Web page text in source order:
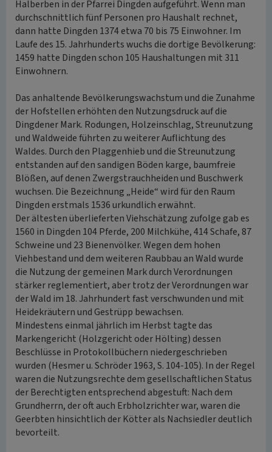
Halberben in der Pfarrei Dingden aufgeführt. Wenn man
durchschnittlich fünf Personen pro Haushalt rechnet,
dann hatte Dingden 1374 etwa 70 bis 75 Einwohner. Im
Laufe des 15. Jahrhunderts wuchs die dortige Bevölkerung:
1459 hatte Dingden schon 105 Haushaltungen mit 311
Einwohnern.
Das anhaltende Bevölkerungswachstum und die Zunahme
der Hofstellen erhöhten den Nutzungsdruck auf die
Dingdener Mark. Rodungen, Holzeinschlag, Streunutzung
und Waldweide führten zu weiterer Auflichtung des
Waldes. Durch den Plaggenhieb und die Streunutzung
entstanden auf den sandigen Böden karge, baumfreie
Blößen, auf denen Zwergstrauchheiden und Buschwerk
wuchsen. Die Bezeichnung „Heide“ wird für den Raum
Dingden erstmals 1536 urkundlich erwähnt.
Der ältesten überlieferten Viehschätzung zufolge gab es
1560 in Dingden 104 Pferde, 200 Milchkühe, 414 Schafe, 87
Schweine und 23 Bienenvölker. Wegen dem hohen
Viehbestand und dem weiteren Raubbau an Wald wurde
die Nutzung der gemeinen Mark durch Verordnungen
stärker reglementiert, aber trotz der Verordnungen war
der Wald im 18. Jahrhundert fast verschwunden und mit
Heidekräutern und Gestrüpp bewachsen.
Mindestens einmal jährlich im Herbst tagte das
Markengericht (Holzgericht oder Hölting) dessen
Beschlüsse in Protokollbüchern niedergeschrieben
wurden (Hesmer u. Schröder 1963, S. 104-105). In der Regel
waren die Nutzungsrechte dem gesellschaftlichen Status
der Berechtigten entsprechend abgestuft: Nach dem
Grundherrn, der oft auch Erbholzrichter war, waren die
Geerbten hinsichtlich der Kötter als Nachsiedler deutlich
bevorteilt.